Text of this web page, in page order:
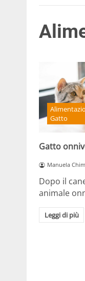
Gatto
Gatto
Manuela
Dopo il
animale
Leggi di più